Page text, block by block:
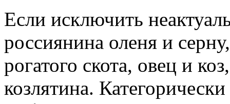
Если исключить
россиянина оленя и
рогатого скота, овец и
козлятина.